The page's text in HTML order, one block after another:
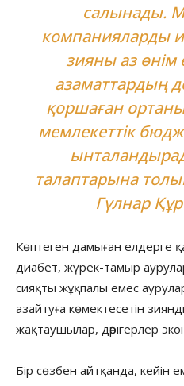
салынады.
компанияларды
зияны аз өнім
азаматтардың
қоршаған
мемлекеттік
талаптарына
Гүлнар
Көптеген дамыған елдерге
диабет, жүрек-тамыр
сияқты жұқпалы емес
азайтуға көмектесетін
жақтаушылар, дәрігерлер
Бір сөзбен айтқанда, кейін